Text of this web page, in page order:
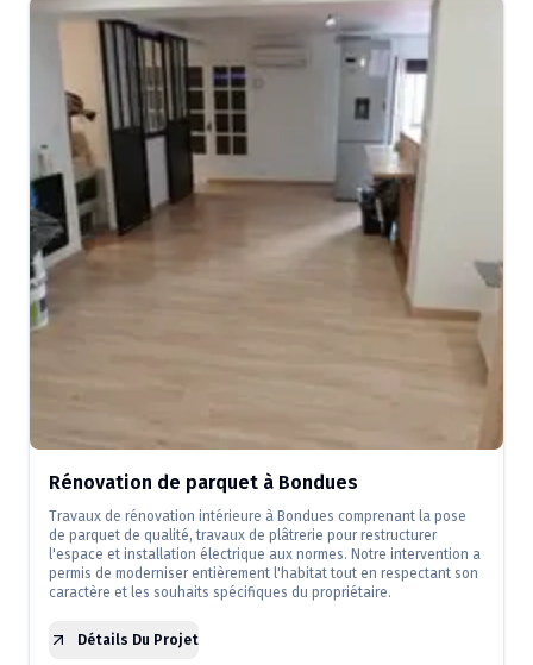
Rénovation de parquet à Bondues
Travaux de rénovation intérieure à Bondues comprenant la pose
de parquet de qualité, travaux de plâtrerie pour restructurer
l'espace et installation électrique aux normes. Notre intervention a
permis de moderniser entièrement l'habitat tout en respectant son
caractère et les souhaits spécifiques du propriétaire.
Détails Du Projet